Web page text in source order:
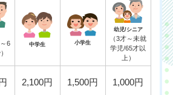
6
中学生 小学生
幼児/シニア
（3才～未就
学児/65才以
上）
2,100円 1,500円 1,000円